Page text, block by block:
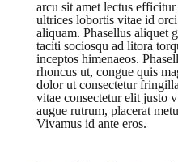
arcu sit amet lectus
ultrices lobortis vitae id
aliquam. Phasellus aliquet
taciti sociosqu ad litora
inceptos himenaeos.
rhoncus ut, congue quis
dolor ut consectetur
vitae consectetur elit justo
augue rutrum, placerat
Vivamus id ante eros.